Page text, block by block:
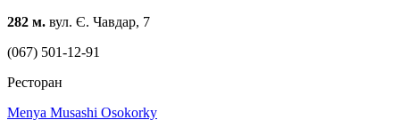
282 м. вул. Є. Чавдар, 7
(067) 501-12-91
Ресторан
Menya Musashi Osokorky